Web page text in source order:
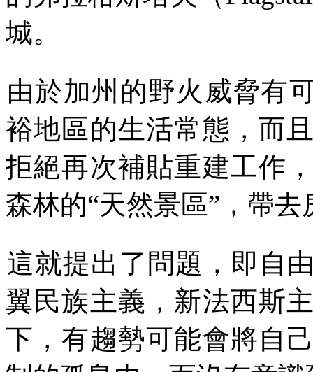
城。
由於加州的野火威脅有
裕地區的生活常態，而
拒絕再次補貼重建工作
森林的“天然景區” ，帶
這就提出了問題，即自
翼民族主義，新法西斯
下，有趨勢可能會將自